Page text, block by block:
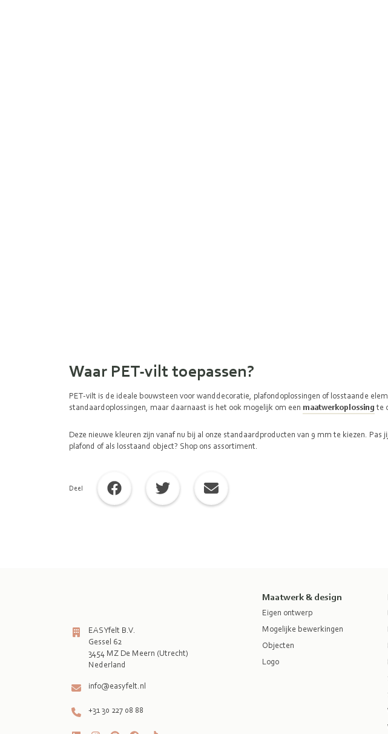
Waar PET-vilt toepassen?
PET-vilt is de ideale bouwsteen voor wanddecoratie, plafondoplossingen of losstaande
standaardoplossingen, maar daarnaast is het ook mogelijk om een maatwerkoplossingte
Deze nieuwe kleuren zijn vanaf nu bij al onze standaardproducten van 9 mm te kiezen. Pas
plafond of als losstaand object? Shop ons assortiment.
Deel
EASYfelt B.V.
Gessel 62
3454 MZ De Meern (Utrecht)
Nederland
info@easyfelt.nl
+31 30 227 08 88
Maatwerk & design
Eigen ontwerp
Mogelijke bewerkingen
Objecten
Logo